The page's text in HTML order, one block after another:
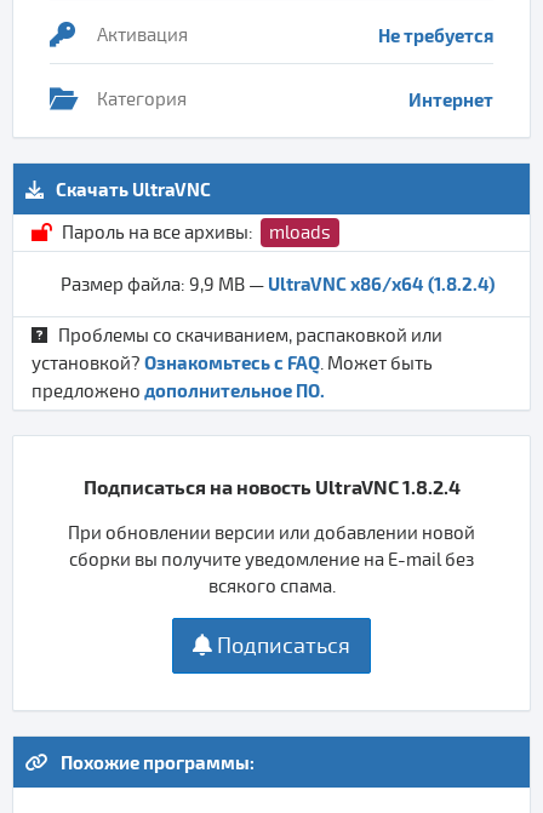
Активация Не требуется
Категория Интернет
Скачать UltraVNC
Пароль на все архивы:
mloads
Размер файла: 9,9 MB — UltraVNC x86/x64 (1.8.2.4)
Проблемы со скачиванием, распаковкой или
установкой? Ознакомьтесь с FAQ . Может быть
предложено дополнительное ПО.
Подписаться на новость UltraVNC 1.8.2.4
При обновлении версии или добавлении новой
сборки вы получите уведомление на E-mail без
всякого спама.
Подписаться
Похожие программы: